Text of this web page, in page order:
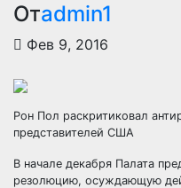
Отadmin1
Фев 9, 2016
Рон Пол раскритиковал
представителей США
В начале декабря Палата
резолюцию, осуждающую